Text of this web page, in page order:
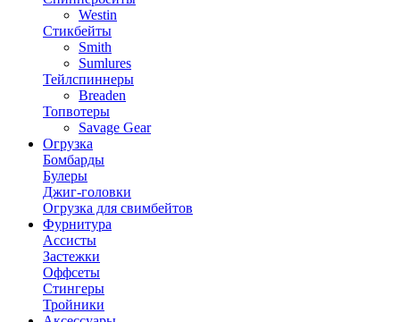
Westin
Стикбейты
Smith
Sumlures
Тейлспиннеры
Breaden
Топвотеры
Savage Gear
Огрузка
Бомбарды
Булеры
Джиг-головки
Огрузка для свимбейтов
Фурнитура
Ассисты
Застежки
Оффсеты
Стингеры
Тройники